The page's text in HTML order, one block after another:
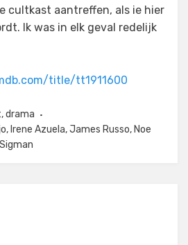
cultkast aantreffen, als ie hier
Ik was in elk geval redelijk
title/tt1911600
,drama
, Irene Azuela,James Russo, Noe